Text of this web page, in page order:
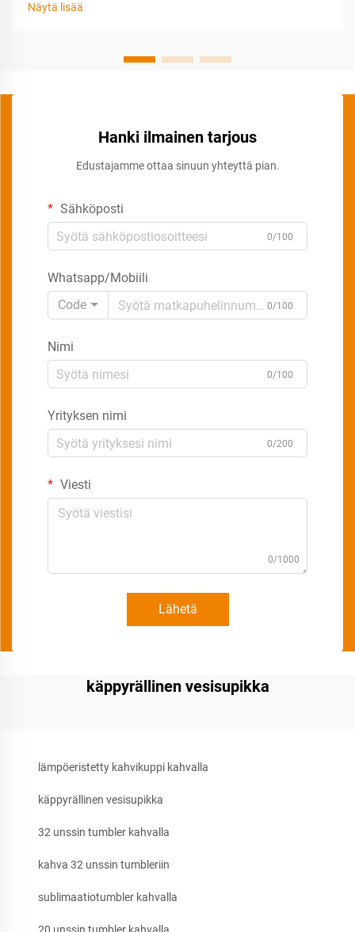
Näytä lisää
Hanki ilmainen tarjous
Edustajamme ottaa sinuun yhteyttä pian.
Sähköposti
0/100
Whatsapp/Mobiili
Code
0/100
Nimi
0/100
Yrityksen nimi
0/200
Viesti
0/1000
Lähetä
käppyrällinen vesisupikka
lämpöeristetty kahvikuppi kahvalla
käppyrällinen vesisupikka
32 unssin tumbler kahvalla
kahva 32 unssin tumbleriin
sublimaatiotumbler kahvalla